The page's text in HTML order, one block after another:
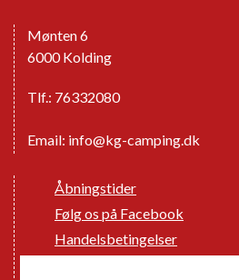
Mønten 6
6000 Kolding
Tlf.: 76332080
Email: info@kg-camping.dk
Åbningstider
Følg os på Facebook
Handelsbetingelser